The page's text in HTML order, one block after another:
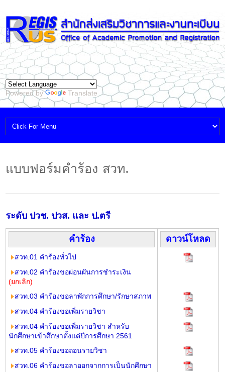
Powered by Translate
แบบฟอร์มคำร้อง สวท.
ระดับ ปวช. ปวส. และ ป.ตรี
คำร้อง ดาวน์โหลด
สวท.01 คำร้องทั่วไป
สวท.02 คำร้องขอผ่อนผันการชำระเงิน
(ยกเลิก)
สวท.03 คำร้องขอลาพักการศึกษา/รักษาสภาพ
สวท.04 คำร้องขอเพิ่มรายวิชา
สวท.04 คำร้องขอเพิ่มรายวิชา สำหรับ
นักศึกษาเข้าศึกษาตั้งแต่ปีการศึกษา 2561
สวท.05 คำร้องขอถอนรายวิชา
สวท.06 คำร้องขอลาออกจากการเป็นนักศึกษา